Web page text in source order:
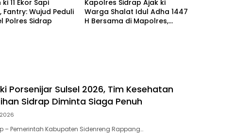
11 Ekor Sapi
Fantry: Wujud Peduli
Polres Sidrap
Kapolres Sidrap Ajak ki
Warga Shalat Idul Adha 1447
H Bersama di Mapolres,
Porsenijar Sulsel 2026, Tim Kesehatan
Sidrap Diminta Siaga Penuh
– Pemerintah Kabupaten Sidenreng Rappang…